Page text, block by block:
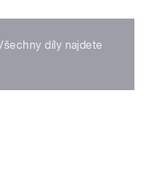
díly najdete